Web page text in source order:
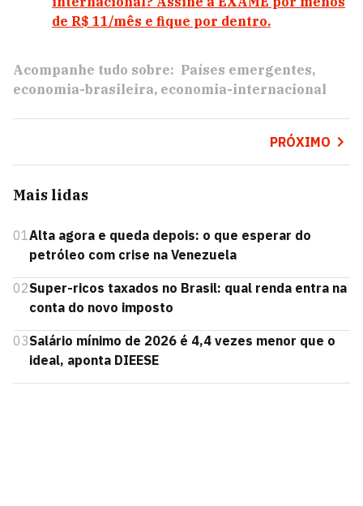
de R$ 11/mês e fique por dentro.
Acompanhe tudo sobre: Países emergentes
economia-brasileira economia-internacional
PRÓXIMO
Mais lidas
01Alta agora e queda depois: o que esperar do
petróleo com crise na Venezuela
02Super-ricos taxados no Brasil: qual renda entra na
conta do novo imposto
03Salário mínimo de 2026 é 4,4 vezes menor que o
ideal, aponta DIEESE